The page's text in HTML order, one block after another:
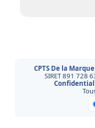
CPTS De la Marque
SIRET 891 728